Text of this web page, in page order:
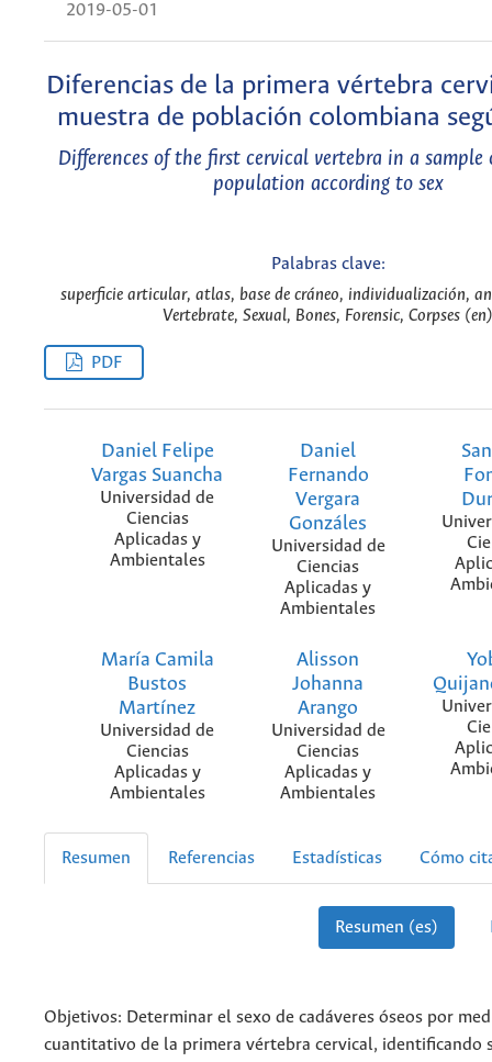
2019-05-01
Diferencias de la primera vértebra
muestra de población colombiana
Differences of the first cervical vertebra in a sample
population according to sex
Palabras clave:
superficie articular, atlas, base de cráneo, individualización,
Vertebrate, Sexual, Bones, Forensic, Corpses (en)
PDF
Daniel Felipe
Vargas Suancha
Universidad de
Ciencias
Aplicadas y
Ambientales
Daniel
Fernando
Vergara
Gonzáles
Universidad de
Ciencias
Aplicadas y
Ambientales
María Camila
Bustos
Martínez
Universidad de
Ciencias
Aplicadas y
Ambientales
Alisson
Johanna
Arango
Universidad de
Ciencias
Aplicadas y
Ambientales
Resumen Referencias Estadísticas Cómo
Resumen (es)
Objetivos: Determinar el sexo de cadáveres óseos por
cuantitativo de la primera vértebra cervical, identificando